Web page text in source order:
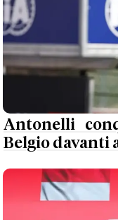
Antonelli
Belgio davanti